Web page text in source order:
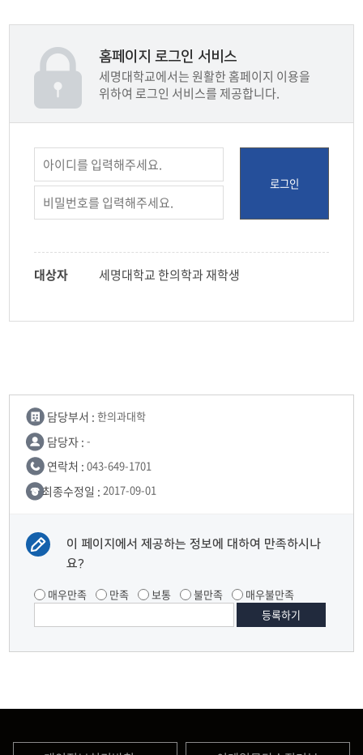
홈페이지 로그인 서비스
세명대학교에서는 원활한 홈페이지 이용을
위하여 로그인 서비스를 제공합니다.
대상자 세명대학교 한의학과 재학생
담당부서 : 한의과대학
담당자 : -
연락처 : 043-649-1701
최종수정일 : 2017-09-01
이 페이지에서 제공하는 정보에 대하여 만족하시나
요?
매우만족 만족 보통 불만족 매우불만족